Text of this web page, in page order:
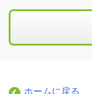
ホームに戻る